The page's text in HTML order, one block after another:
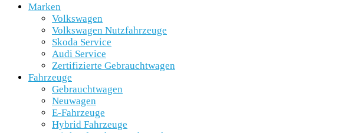
Marken
Volkswagen
Volkswagen Nutzfahrzeuge
Skoda Service
Audi Service
Zertifizierte Gebrauchtwagen
Fahrzeuge
Gebrauchtwagen
Neuwagen
E-Fahrzeuge
Hybrid Fahrzeuge